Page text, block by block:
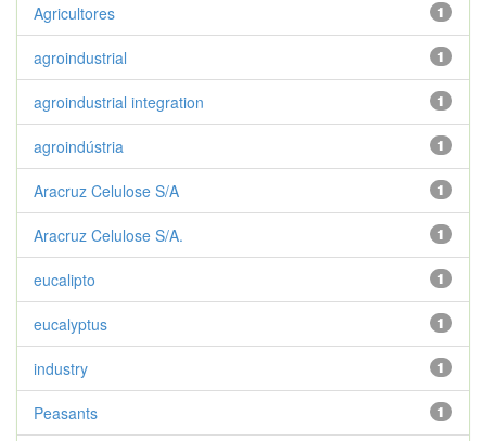
1
Agricultores
1
agroindustrial
1
agroindustrial integration
1
agroindústria
1
Aracruz Celulose S/A
1
Aracruz Celulose S/A.
1
eucalipto
1
eucalyptus
1
industry
1
Peasants